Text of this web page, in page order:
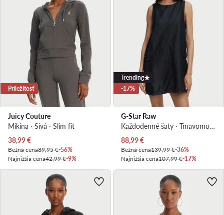
Príležitosť
Juicy Couture
Mikina · Sivá · Slim fit
Aktuálna cena
38,99€
Bežná cena89,95 €-56%
Najnižšia cena42,99 €-9%
Trending
-17%
G-Star Raw
Každodenné šaty · Tmavomodrá · Mini
Aktuálna cena
88,99€
Bežná cena139,99 €-36%
Najnižšia cena107,99 €-17%